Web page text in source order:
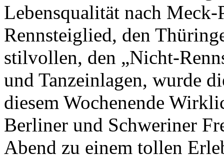
Lebensqualität nach
Rennsteiglied, den
stilvollen, den „Nicht-
und Tanzeinlagen, wurde
diesem Wochenende
Berliner und Schweriner
Abend zu einem tollen